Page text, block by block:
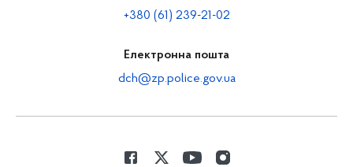
+380 (61) 239-21-02
Електронна пошта
dch@zp.police.gov.ua